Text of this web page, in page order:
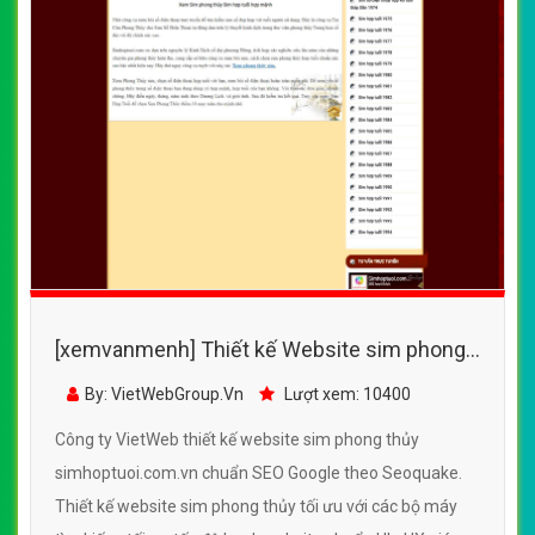
[xemvanmenh] Thiết kế Website sim phong
thủy - simhoptuoi.com.vn - VietWebGroup.Vn
By: VietWebGroup.Vn Lượt xem: 10400
Công ty VietWeb thiết kế website sim phong thủy
simhoptuoi.com.vn chuẩn SEO Google theo Seoquake.
Thiết kế website sim phong thủy tối ưu với các bộ máy